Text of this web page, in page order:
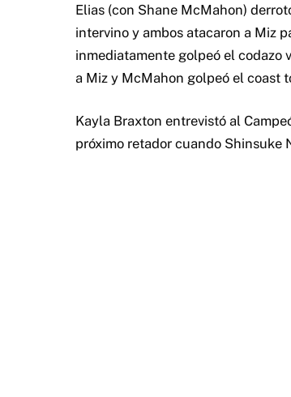
Elias (con Shane McMahon)
intervino y ambos atacaron a Miz
inmediatamente golpeó el codazo
a Miz y McMahon golpeó el coast
Kayla Braxton entrevistó al
próximo retador cuando Shinsuke